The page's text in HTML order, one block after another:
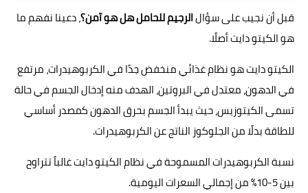
قبل أن نجيب على سؤالالرجيم للحامل هل هو آمن؟، دعينا نفهم ما
هو الكيتو دايت أصلًا.
الكيتو دايت هو نظام غذائي منخفض جدًا في الكربوهيدرات، مرتفع
في الدهون، معتدل في البروتين، الهدف منه إدخال الجسم في حالة
تسمى الكيتوزيس، حيث يبدأ الجسم بحرق الدهون كمصدر أساسي
للطاقة بدلًا من الجلوكوز الناتج عن الكربوهيدرات.
نسبة الكربوهيدرات المسموحة في نظام الكيتو دايت غالباً تتراوح
بين 5-10% من إجمالي السعرات اليومية.